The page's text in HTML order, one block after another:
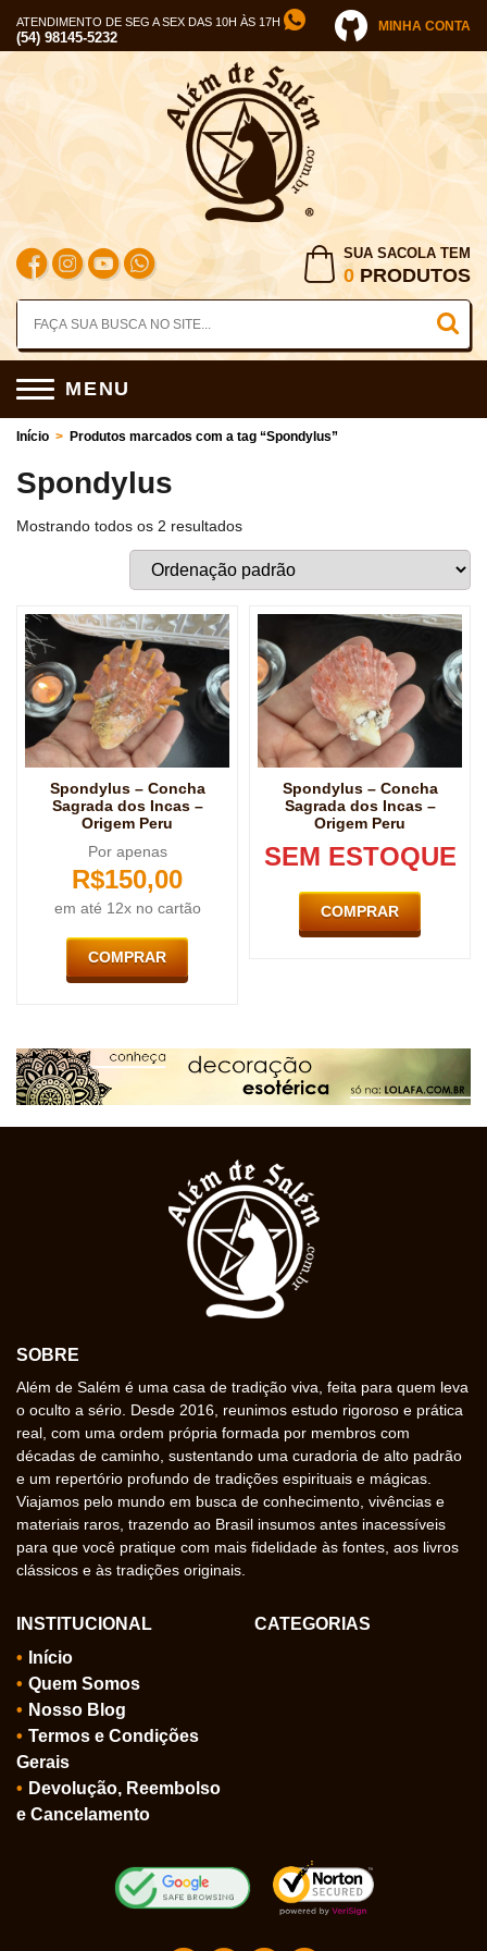
ATENDIMENTO DE SEG A SEX DAS 10H ÀS 17H
(54) 98145-5232
MINHA CONTA
SUA SACOLA TEM
0 PRODUTOS
MENU
Início > Produtos marcados com a tag “Spondylus”
Spondylus
Mostrando todos os 2 resultados
Spondylus – Concha
Sagrada dos Incas –
Origem Peru
Por apenas
R$150,00
em até 12x no cartão
COMPRAR
Spondylus – Concha
Sagrada dos Incas –
Origem Peru
SEM ESTOQUE
COMPRAR
SOBRE
Além de Salém é uma casa de tradição viva, feita para quem leva
o oculto a sério. Desde 2016, reunimos estudo rigoroso e prática
real, com uma ordem própria formada por membros com
décadas de caminho, sustentando uma curadoria de alto padrão
e um repertório profundo de tradições espirituais e mágicas.
Viajamos pelo mundo em busca de conhecimento, vivências e
materiais raros, trazendo ao Brasil insumos antes inacessíveis
para que você pratique com mais fidelidade às fontes, aos livros
clássicos e às tradições originais.
INSTITUCIONAL
Início
Quem Somos
Nosso Blog
Termos e Condições
Gerais
Devolução, Reembolso
e Cancelamento
CATEGORIAS